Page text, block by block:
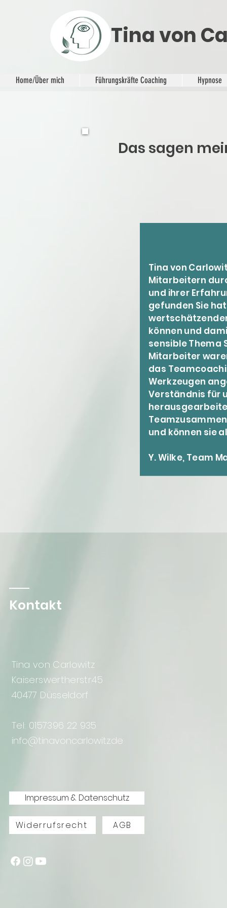
Tina von
Home/Über mich Führungskräfte Coaching Hypnose
Das sagen
Tina von
Mitarbeitern
und ihrer
gefunden Sie
können und
sensible Thema
Mitarbeiter
das
Werkzeugen
Verständnis für
und können sie
Y. Wilke, Team
Kontakt
Tina von Carlowitz
Kaiserswertherstr.45
40477 Düsseldorf
Tel: 0157396 22 935
info@tinavoncarlowitz.de
Impressum & Datenschutz
Widerrufsrecht AGB